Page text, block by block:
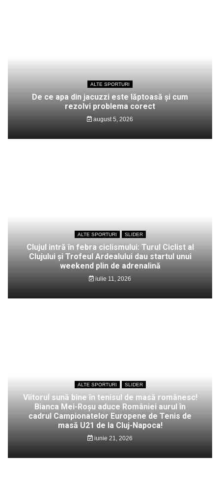
ALTE SPORTURI
De ce apa din jacuzzi este lăptoasă și cum
rezolvi problema corect
august 5, 2026
ALTE SPORTURI SLIDER
Clujul intră în febra ciclismului: Turul Ciclist al
Clujului și Trofeul Ardealului dau startul unui
weekend plin de adrenalină
iulie 11, 2026
ALTE SPORTURI SLIDER
Viitorul sună bine în tenisul de masă românesc!
Bianca Mei-Roșu aduce României aurul în
cadrul Campionatelor Europene de Tenis de
masă U21 de la Cluj-Napoca!
iunie 21, 2026